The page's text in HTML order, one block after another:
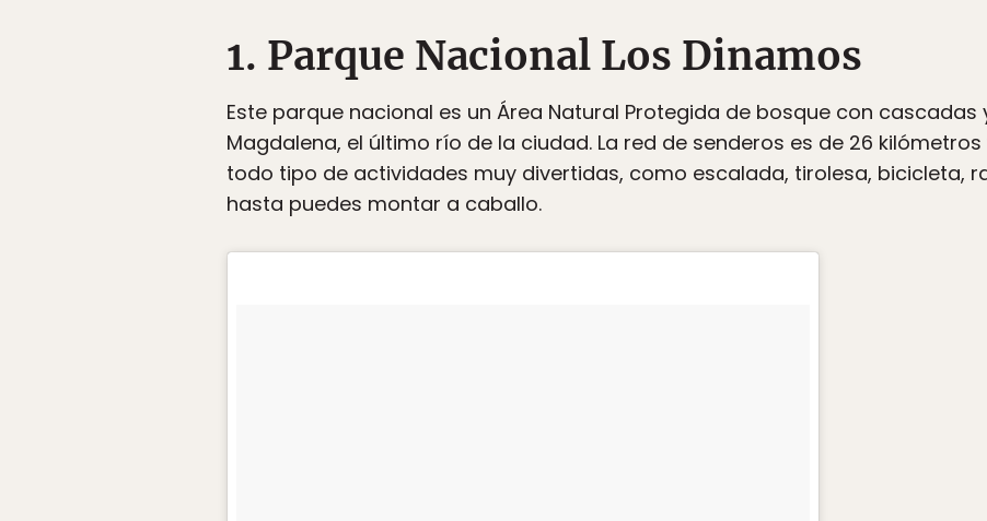
1. Parque Nacional Los Dinamos
Este parque nacional es un Área Natural Protegida de bosque con cascadas
Magdalena, el último río de la ciudad. La red de senderos es de 26
todo tipo de actividades muy divertidas, como escalada, tirolesa, bicicleta,
hasta puedes montar a caballo.